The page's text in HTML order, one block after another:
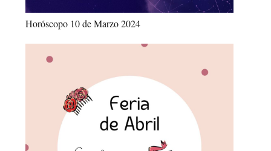
Horóscopo 10 de Marzo 2024